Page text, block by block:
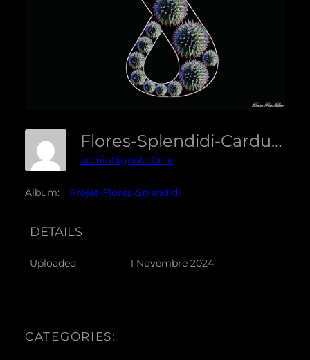
Flores-Splendidi-Carduus-01
adminbigpolarbear
Album: Projet-Flores-Splendidi
DETAILS
Uploaded 1 Novembre 2024
CATEGORIES: